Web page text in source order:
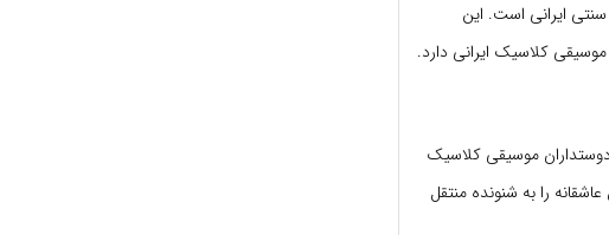
ایرانی است. این
کلاسیک ایرانی دارد.
موسیقی کلاسیک
را به شنونده منتقل